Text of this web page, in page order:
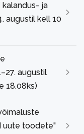
ja
augustil kell 10
augustil
18.08ks)
uute toodete"